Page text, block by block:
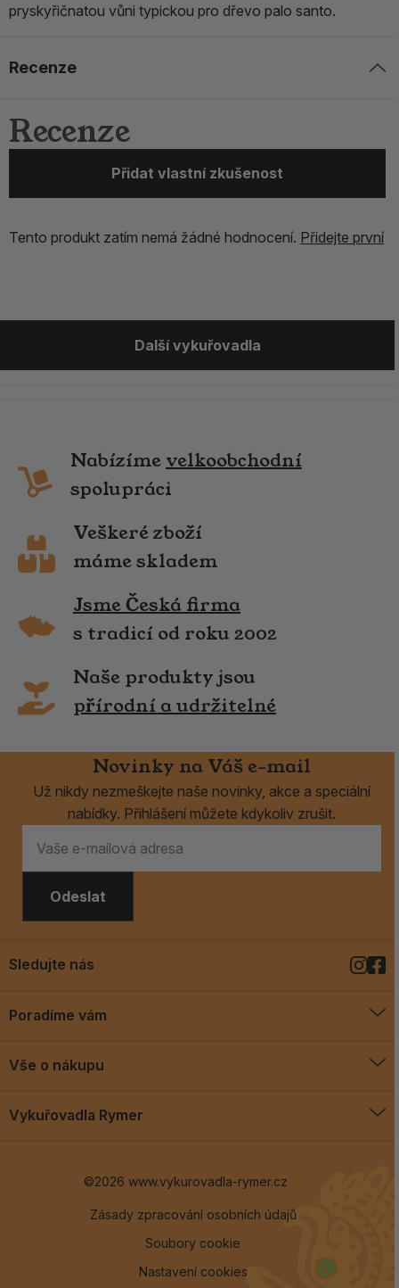
pryskyřičnatou vůni typickou pro dřevo palo santo.
Recenze
Recenze
Přidat vlastní zkušenost
Tento produkt zatím nemá žádné hodnocení. Přidejte první
Další vykuřovadla
Nabízíme velkoobchodní
spolupráci
Veškeré zboží
máme skladem
Jsme Česká firma
s tradicí od roku 2002
Naše produkty jsou
přírodní a udržitelné
Novinky na Váš e-mail
Už nikdy nezmeškejte naše novinky, akce a speciální
nabídky. Přihlášení můžete kdykoliv zrušit.
Odeslat
Poradíme vám
Blog
Vše o nákupu
Vykuřovadla Rymer
Sledujte nás
©2026 www.vykurovadla-rymer.cz
Zásady zpracování osobních údajů
Soubory cookie
Nastavení cookies